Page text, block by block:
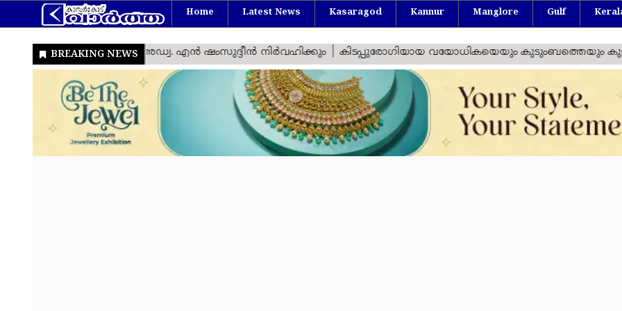
Home Latest News Kasaragod Kannur Manglore Gulf